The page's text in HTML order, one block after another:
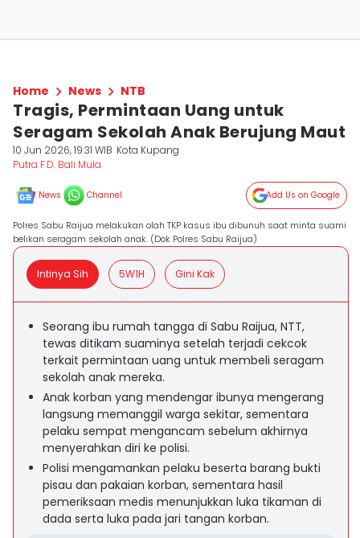
Home News NTB
Tragis, Permintaan Uang untuk
Seragam Sekolah Anak Berujung Maut
10 Jun 2026, 19:31 WIB Kota Kupang
Putra F.D. Bali Mula
News Channel Add Us on Google
Polres Sabu Raijua melakukan olah TKP kasus ibu dibunuh saat minta suami
belikan seragam sekolah anak. (Dok Polres Sabu Raijua)
Intinya Sih 5W1H Gini Kak
Seorang ibu rumah tangga di Sabu Raijua, NTT,
tewas ditikam suaminya setelah terjadi cekcok
terkait permintaan uang untuk membeli seragam
sekolah anak mereka.
Anak korban yang mendengar ibunya mengerang
langsung memanggil warga sekitar, sementara
pelaku sempat mengancam sebelum akhirnya
menyerahkan diri ke polisi.
Polisi mengamankan pelaku beserta barang bukti
pisau dan pakaian korban, sementara hasil
pemeriksaan medis menunjukkan luka tikaman di
dada serta luka pada jari tangan korban.